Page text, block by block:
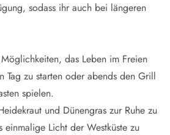
sodass ihr auch bei längeren
das Leben im Freien
Tag zu starten oder abends den Grill
spielen.
und Dünengras zur Ruhe zu
Licht der Westküste zu